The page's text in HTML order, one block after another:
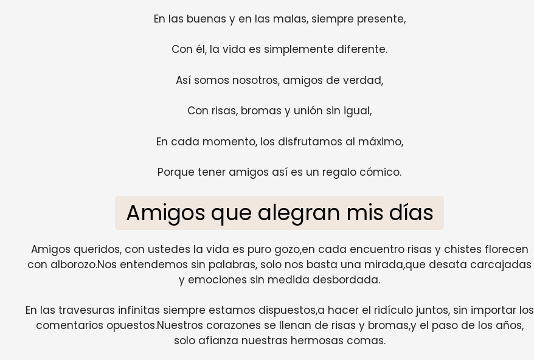
En las buenas y en las malas, siempre presente,
Con él, la vida es simplemente diferente.
Así somos nosotros, amigos de verdad,
Con risas, bromas y unión sin igual,
En cada momento, los disfrutamos al máximo,
Porque tener amigos así es un regalo cómico.
Amigos que alegran mis días
Amigos queridos, con ustedes la vida es puro gozo,en cada encuentro risas y chistes florecen
con alborozo.Nos entendemos sin palabras, solo nos basta una mirada,que desata carcajadas
y emociones sin medida desbordada.
En las travesuras infinitas siempre estamos dispuestos,a hacer el ridículo juntos, sin importar los
comentarios opuestos.Nuestros corazones se llenan de risas y bromas,y el paso de los años,
solo afianza nuestras hermosas comas.